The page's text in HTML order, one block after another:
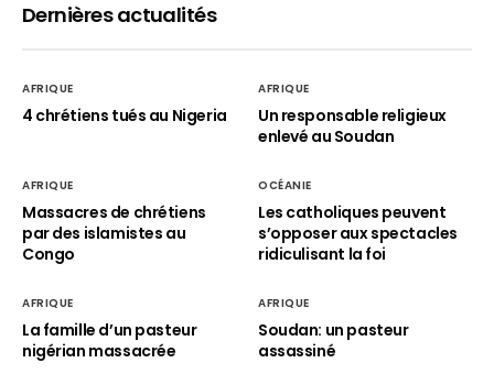
Dernières actualités
AFRIQUE
4 chrétiens tués au Nigeria
AFRIQUE
Un responsable religieux
enlevé au Soudan
AFRIQUE
Massacres de chrétiens
par des islamistes au
Congo
OCÉANIE
Les catholiques peuvent
s’opposer aux spectacles
ridiculisant la foi
AFRIQUE
La famille d’un pasteur
nigérian massacrée
AFRIQUE
Soudan: un pasteur
assassiné